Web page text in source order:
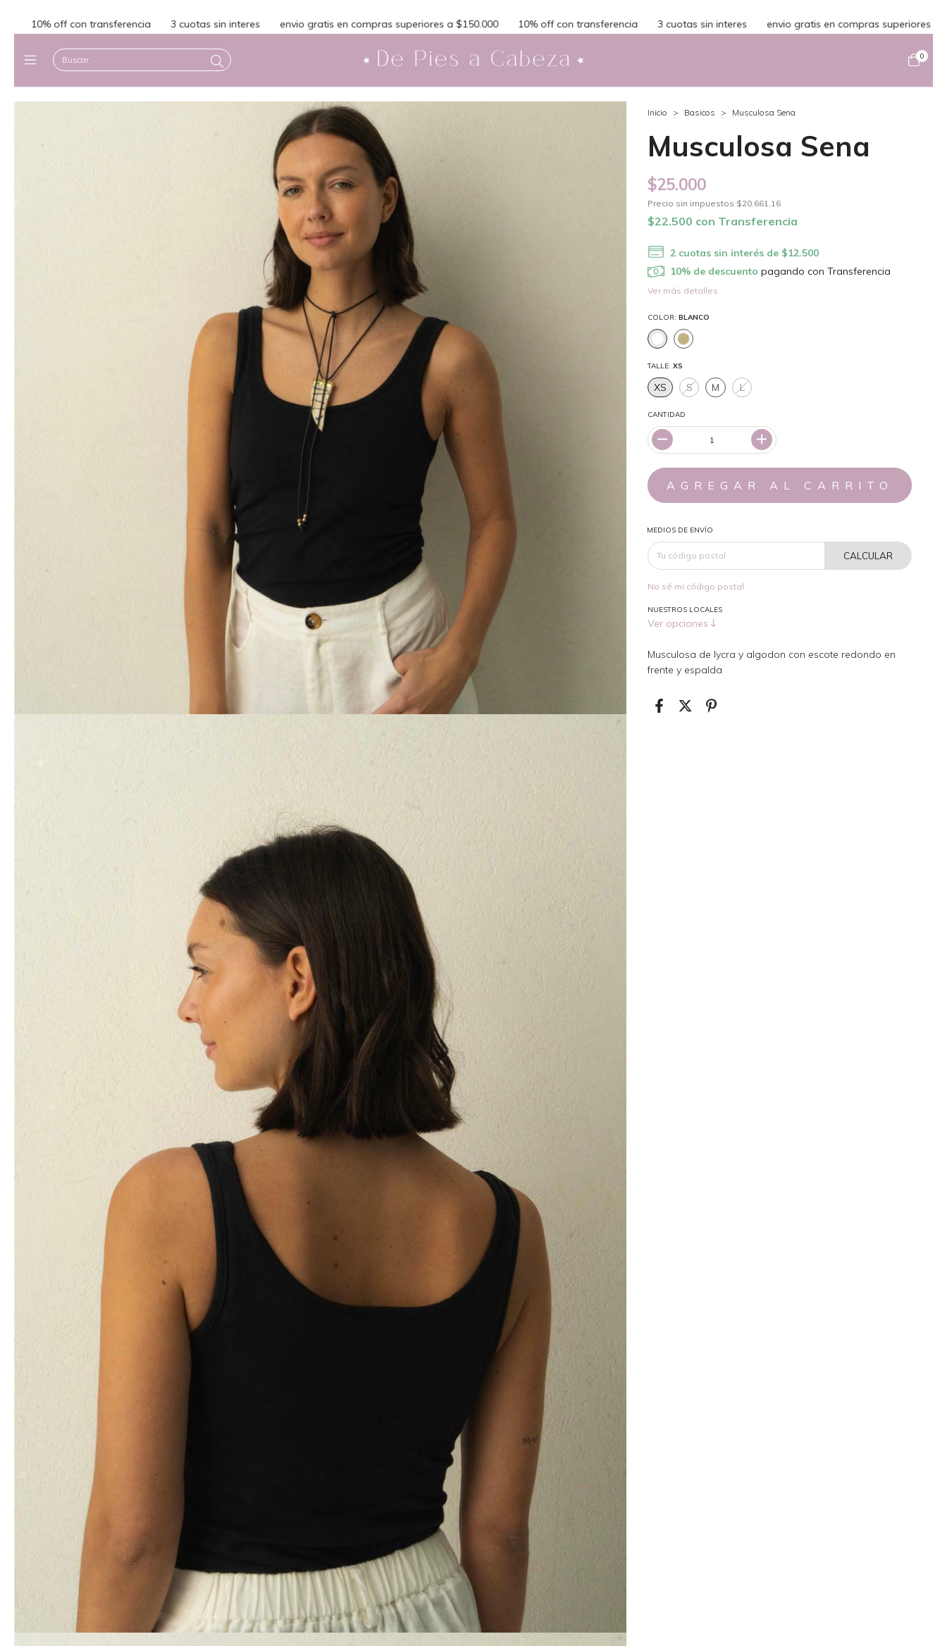
3 cuotas sin interes envio gratis en compras superiores a $150.000 10% off con transferencia 3 cuotas sin interes envio gratis en compras superiores a $150.000 10% off con
0
Inicio > Basicos > Musculosa Sena
Musculosa Sena
$25.000
Precio sin impuestos $20.661,16
$22.500 con Transferencia
2 cuotas sin interés de $12.500
10% de descuento pagando con Transferencia
Ver más detalles
COLOR:BLANCO
TALLE:XS
XS S M L
CANTIDAD
MEDIOS DE ENVÍO
CALCULAR
No sé mi código postal
NUESTROS LOCALES
Ver opciones
Musculosa de lycra y algodon con escote redondo en
frente y espalda